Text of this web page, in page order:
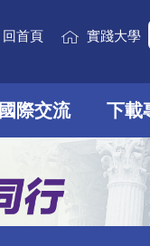
回首頁 實踐大學
國際交流 下載